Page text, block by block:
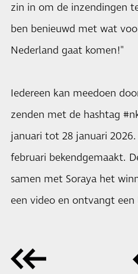
zin in om de inzendingen
ben benieuwd met wat
Nederland gaat komen!"
Iedereen kan meedoen
zenden met de hashtag
januari tot 28 januari
februari bekendgemaakt.
samen met Soraya het
een video en ontvangt